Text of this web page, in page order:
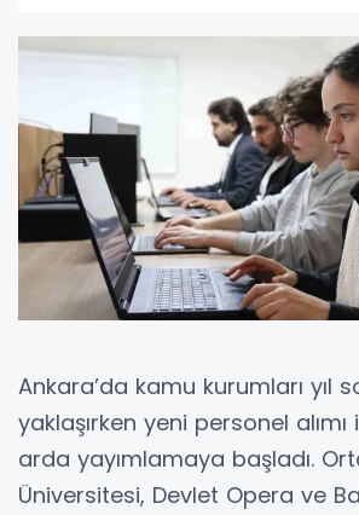
Ankara’da kamu kurumları yıl
yaklaşırken yeni personel alımı
arda yayımlamaya başladı.
Üniversitesi, Devlet Opera ve